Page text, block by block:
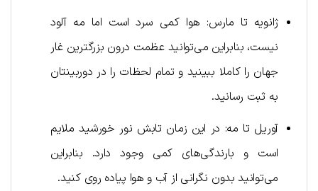
ژانویه تا مارس: هوا کمی سرد است اما مه آلود
نیست، بنابراین می‌توانید عظمت درون بزرگترین غار
جهان را کاملا ببینید و تمام لحظات را در دوربینتان
به ثبت رسانید.
آوریل تا مه: در این زمان تابش نور خورشید ملایم
است و بارندگی‌های کمی وجود دارد. بنابراین
می‌توانید بدون نگرانی از آب و هوا پیاده روی کنید.